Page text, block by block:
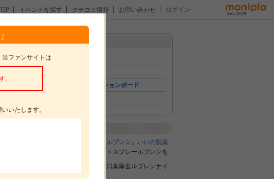
イベントを探す クチコミ情報 お問い合わせ ログイン
ファンサイトは
。
いたします。
ト】で口臭ケア
メニュー
コミュニケーションボード
喉口臭スプレー「ルブレン」いいの製薬
日本初の＜喉口臭＞スプレールブレンを
また日本初の夜用口臭除去ルブレンナイ
トも好評です。